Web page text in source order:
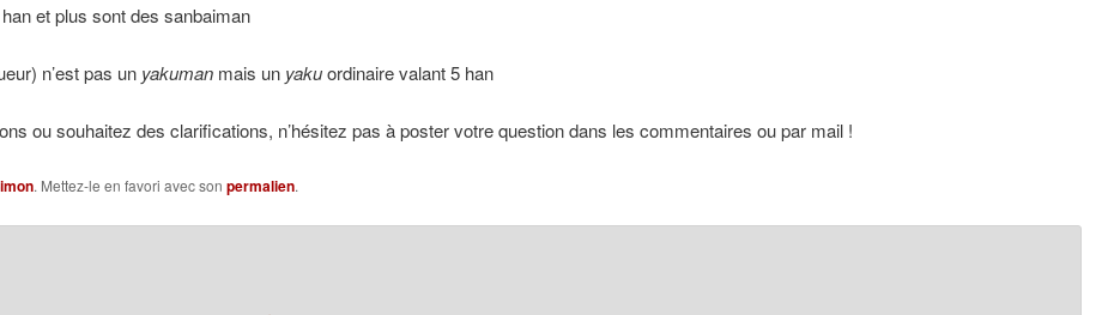
et plus sont des sanbaiman
n’est pas un yakumanmais un yakuordinaire valant 5 han
ou souhaitez des clarifications, n’hésitez pas à poster votre question dans les commentaires ou par mail !
. Mettez-le en favori avec sonpermalien.